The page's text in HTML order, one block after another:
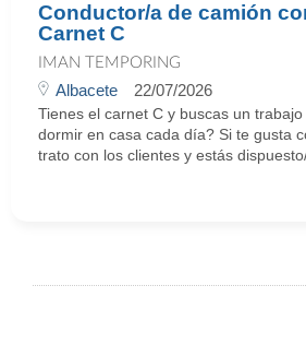
Conductor/a de camión
Carnet C
IMAN TEMPORING
Albacete 22/07/2026
Tienes el carnet C y buscas un
dormir en casa cada día? Si te gusta
trato con los clientes y estás